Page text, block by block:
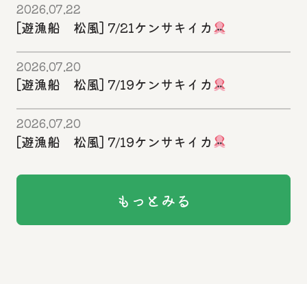
[遊漁船 松風] 7/21ケンサキイカ
2026.07.22
[遊漁船 松風] 7/19ケンサキイカ
2026.07.20
[遊漁船 松風] 7/19ケンサキイカ
2026.07.20
もっとみる